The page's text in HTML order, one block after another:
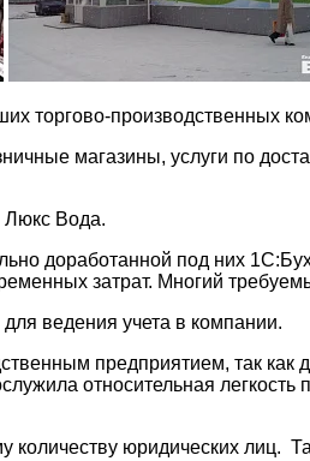
торгово-производственных
магазины, услуги по
Люкс Вода.
доработанной под них
затрат. Многий
ведения учета в компании.
предприятием, так
относительная
юридических лиц.